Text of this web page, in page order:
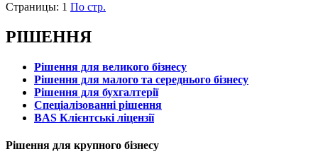
Страницы: 1 По стр.
РІШЕННЯ
Рішення для великого бізнесу
Рішення для малого та середнього бізнесу
Рішення для бухгалтерії
Спеціалізованні рішення
BAS Клієнтські ліцензії
Рішення для крупного бізнесу